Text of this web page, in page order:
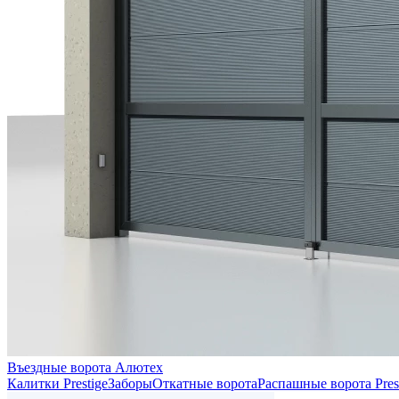
Въездные ворота Алютех
Калитки PrestigeЗаборыОткатные воротаРаспашные ворота